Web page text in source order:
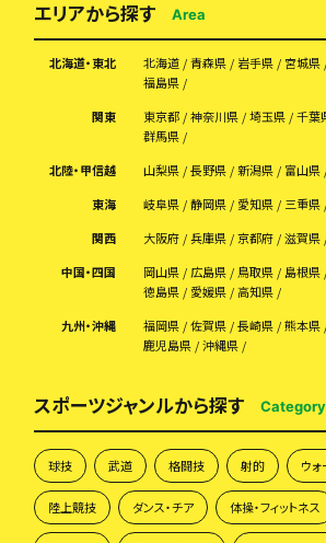
エリアから探す Area
北海道・東北 北海道 青森県 岩手県 宮城県
福島県
関東
東京都 神奈川県 埼玉県 千葉
群馬県
北陸・甲信越
山梨県 長野県 新潟県 富山県
東海
岐阜県 静岡県 愛知県
三重県
関西
大阪府 兵庫県 京都府 滋賀県
中国・四国
岡山県 広島県 鳥取県 島根県
徳島県
愛媛県
高知県
九州・沖縄
福岡県 佐賀県 長崎県 熊本県
鹿児島県
沖縄県
スポーツジャンルから探す Category
球技 武道 格闘技 射的 ウ
陸上競技 ダンス・チア 体操・フィットネス